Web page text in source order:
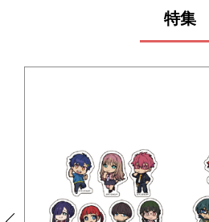
特集